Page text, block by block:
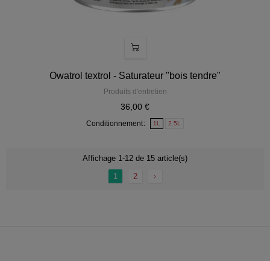
Owatrol textrol - Saturateur "bois tendre"
Produits d'entretien
36,00 €
Conditionnement 1L 2.5L
Affichage 1-12 de 15 article(s)
1
2